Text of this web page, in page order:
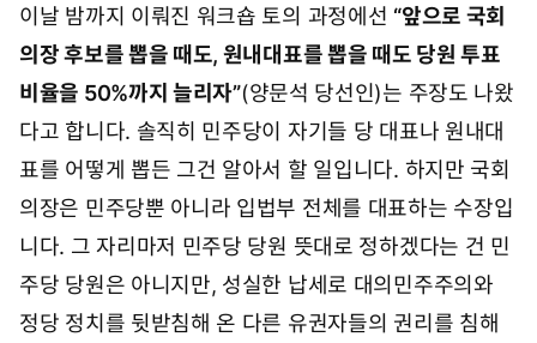
이날 밤까지 이뤄진 워크숍 토의 과정에선 “앞으로 국회
의장 후보를 뽑을 때도, 원내대표를 뽑을 때도 당원 투표
비율을 50%까지 늘리자”(양문석 당선인)는 주장도 나왔
다고 합니다. 솔직히 민주당이 자기들 당 대표나 원내대
표를 어떻게 뽑든 그건 알아서 할 일입니다. 하지만 국회
의장은 민주당뿐 아니라 입법부 전체를 대표하는 수장입
니다. 그 자리마저 민주당 당원 뜻대로 정하겠다는 건 민
주당 당원은 아니지만, 성실한 납세로 대의민주주의와
정당 정치를 뒷받침해 온 다른 유권자들의 권리를 침해